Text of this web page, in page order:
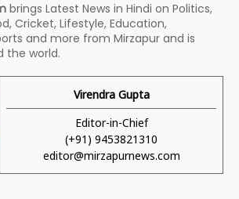
brings Latest News in Hindi on Politics,
Cricket, Lifestyle, Education,
and more from Mirzapur and is
the world.
Virendra Gupta
Editor-in-Chief
(+91) 9453821310
editor@mirzapurnews.com